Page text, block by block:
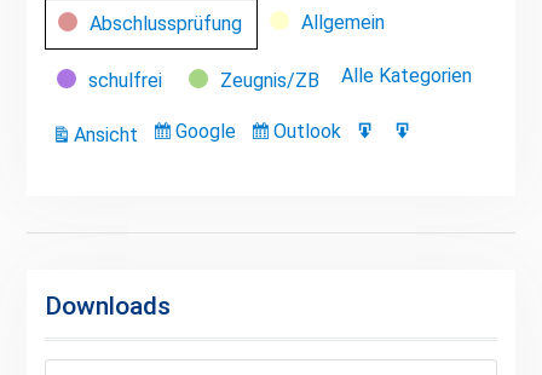
Kategorien
Abschlussprüfung Allgemein
schulfrei Zeugnis/ZB Alle Kategorien
Ansicht ausdrucken
Eintragen
Google
Eintragen
Outlook
Google-
Downloads